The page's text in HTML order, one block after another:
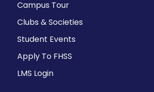
Campus Tour
Clubs & Societies
Student Events
Apply To FHSS
LMS Login